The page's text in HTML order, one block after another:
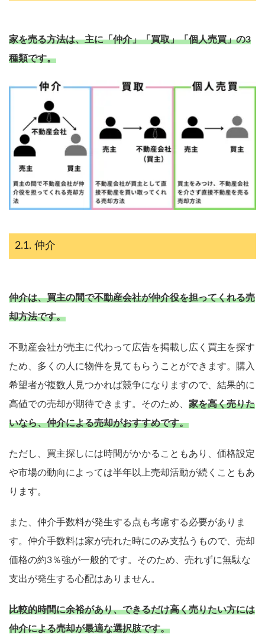
家を売る方法は、主に「仲介」「買取」「個人売買」の3
種類です。
仲介
仲介は、買主の間で不動産会社が仲介役を担ってくれる売
却方法です。
不動産会社が売主に代わって広告を掲載し広く買主を探す
ため、多くの人に物件を見てもらうことができます。購入
希望者が複数人見つかれば競争になりますので、結果的に
高値での売却が期待できます。そのため、 家を高く売りた
いなら、仲介による売却がおすすめです。
ただし、買主探しには時間がかかることもあり、価格設定
や市場の動向によっては半年以上売却活動が続くこともあ
ります。
また、仲介手数料が発生する点も考慮する必要がありま
す。仲介手数料は家が売れた時にのみ支払うもので、売却
価格の約3％強が一般的です。そのため、売れずに無駄な
支出が発生する心配はありません。
比較的時間に余裕があり、できるだけ高く売りたい方には
仲介による売却が最適な選択肢です。